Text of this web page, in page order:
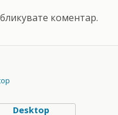
коментар.
Desktop